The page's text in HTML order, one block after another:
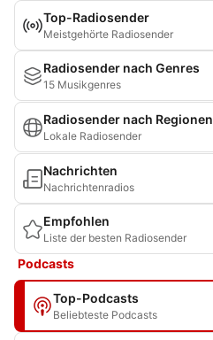
Top-Radiosender
Meistgehörte Radiosender
Radiosender nach Genres
15 Musikgenres
Radiosender nach Regionen
Lokale Radiosender
Nachrichten
Nachrichtenradios
Empfohlen
Liste der besten Radiosender
Podcasts
Top-Podcasts
Beliebteste Podcasts